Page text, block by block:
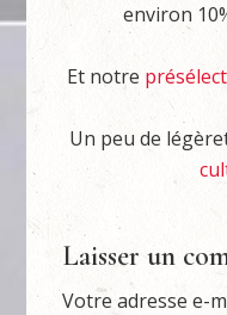
environ
Et notre
Un peu de
Laisser un
Votre adresse e-